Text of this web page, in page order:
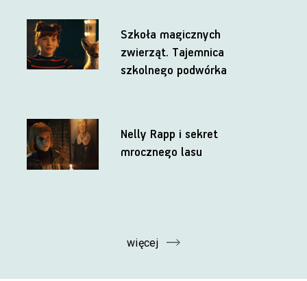
Szkoła magicznych
zwierząt. Tajemnica
szkolnego podwórka
Nelly Rapp i sekret
mrocznego lasu
więcej